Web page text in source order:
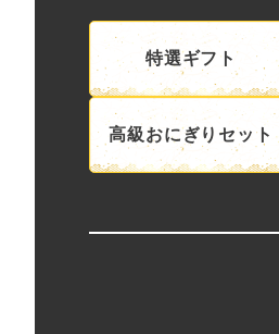
特選ギフト
高級おにぎりセット